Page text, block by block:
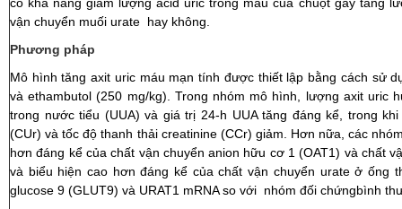
vận chuyển muối urate hay không.
Phương pháp
Mô hình tăng axit uric máu mạn tính được thiết lập bằng cách sử
và ethambutol (250 mg/kg). Trong nhóm mô hình, lượng axit uric
trong nước tiểu (UUA) và giá trị 24-h UUA tăng đáng kể, trong
(CUr) và tốc độ thanh thải creatinine (CCr) giảm. Hơn nữa, các
hơn đáng kể của chất vận chuyển anion hữu cơ 1 (OAT1) và chất
và biểu hiện cao hơn đáng kể của chất vận chuyển urate ở ống
glucose 9 (GLUT9) và URAT1 mRNA so với nhóm đối chứngbình